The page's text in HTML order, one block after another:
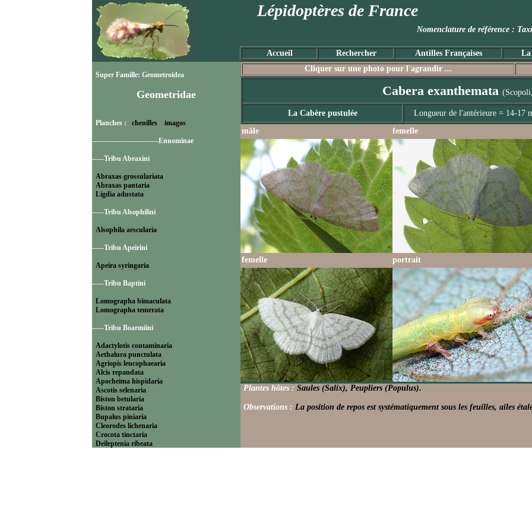
Lépidoptères de France
Nomenclature de référence
Accueil Rechercher Antilles Françaises La
Super Famille: Geometroidea
Geometridae
Planches : chenilles imagos
----------------------------Ennominae
-----Tribu Abraxini
Abraxas grossulariata
Abraxas pantaria
Ligdia adustata
-----Tribu Alsophilini
Alsophila aescularia
-----Tribu Apeirini
Apeira syringaria
-----Tribu Baptini
Lomographa bimaculata
Lomographa temerata
-----Tribu Boarmiini
Adactylotis contaminaria
Aethalura punctulata
Agriopis leucophaearia
Alcis repandata
Apocheima hispidaria
Ascotis selenaria
Biston betularia
Biston strataria
Bupalus piniaria
Cleorodes lichenaria
Crocota tinctaria
Deileptenia ribeata
Cliquer sur une photo pour l'agrandir ...
Cabera exanthemata
La Cabère pustulée
Longueur de l'antérieure = 14-17
mâle
femelle
femelle portrait
Plantes hôtes : Saules (Salix), Peupliers (Populus).
Observations : La position de repos est systématiquement sous les feuilles, ailes